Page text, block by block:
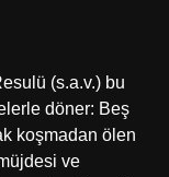
(s.a.v.) bu
döner: Beş
koşmadan ölen
ve